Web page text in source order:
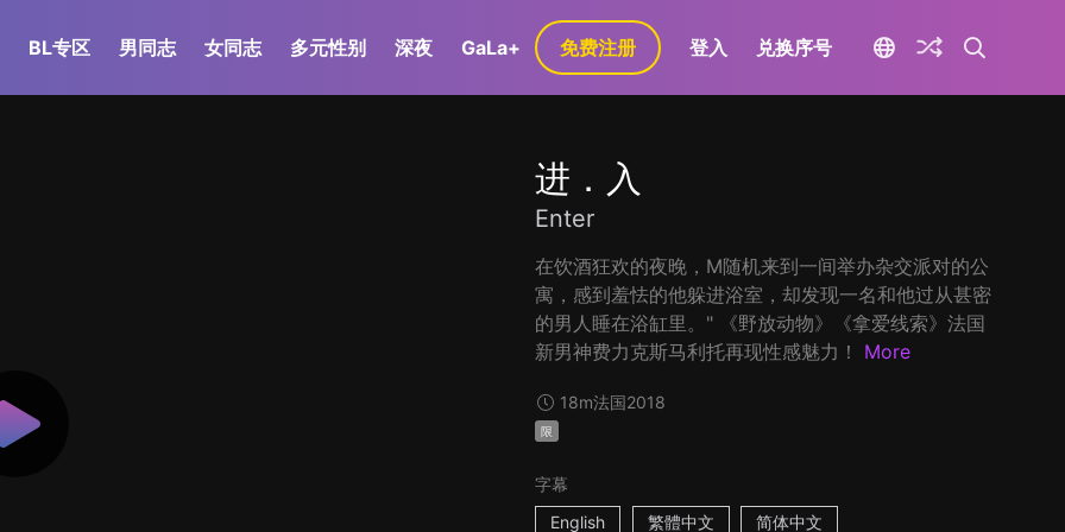
BL专区 男同志 女同志 多元性别 深夜 GaLa+ 免费注册 登入 兑换序号
进．入
Enter
在饮酒狂欢的夜晚，M随机来到一间举办杂交派对的公
寓，感到羞怯的他躲进浴室，却发现一名和他过从甚密
的男人睡在浴缸里。" 《野放动物》《拿爱线索》法国
新男神费力克斯马利托再现性感魅力！
More
18m法国2018
限
字幕
English
繁體中文 简体中文